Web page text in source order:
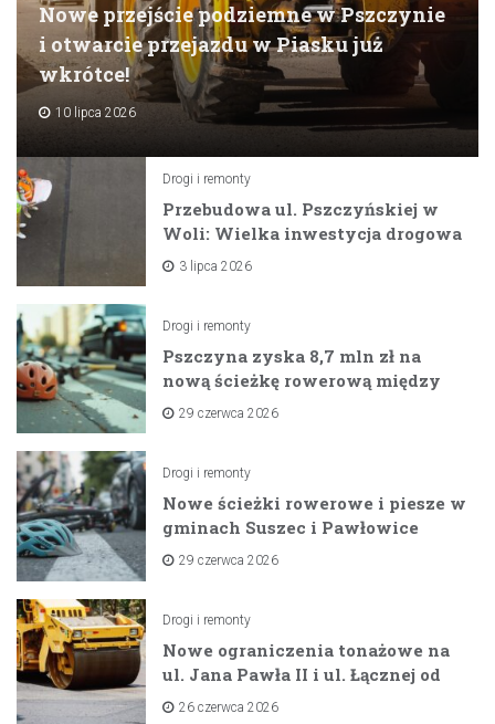
Nowe przejście podziemne w Pszczynie
i otwarcie przejazdu w Piasku już
wkrótce!
10 lipca 2026
Drogi i remonty
Przebudowa ul. Pszczyńskiej w
Woli: Wielka inwestycja drogowa
na horyzoncie
3 lipca 2026
Drogi i remonty
Pszczyna zyska 8,7 mln zł na
nową ścieżkę rowerową między
zaporami
29 czerwca 2026
Drogi i remonty
Nowe ścieżki rowerowe i piesze w
gminach Suszec i Pawłowice
dzięki unijnemu wsparciu
29 czerwca 2026
Drogi i remonty
Nowe ograniczenia tonażowe na
ul. Jana Pawła II i ul. Łącznej od
lipca 2026 roku
26 czerwca 2026